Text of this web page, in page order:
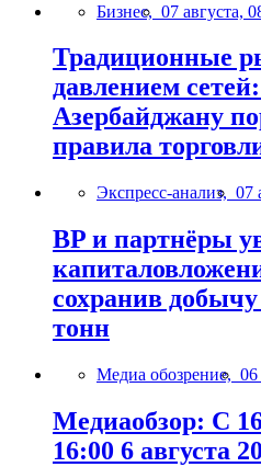
Бизнес, 07 августа,
Традиционные
давлением
Азербайджану
правила
Экспресс-анализ, 07
BP и партнёры
сохранив
тонн
Медиа обозрение, 06
Медиаобзор: С
16:00 6 августа